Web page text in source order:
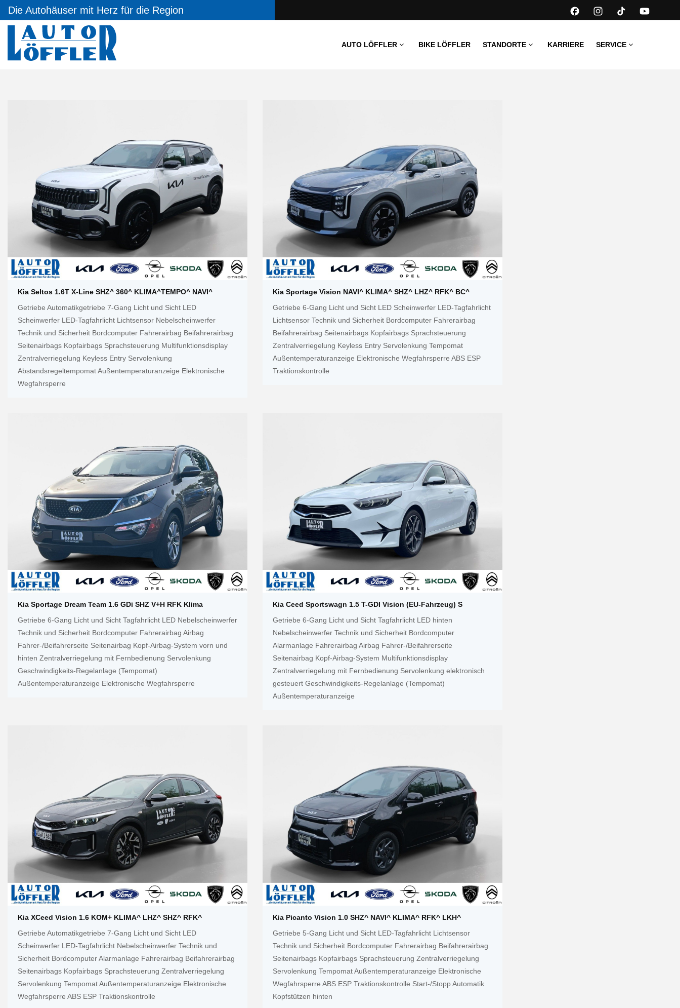
Die Autohäuser mit Herz für die Region
AUTO LÖFFLER BIKE LÖFFLER STANDORTE KARRIERE SERVICE
Kia Seltos 1.6T X-Line SHZ^ 360^ KLIMA^TEMPO^ NAVI^
Getriebe Automatikgetriebe 7-Gang Licht und Sicht LED
Scheinwerfer LED-Tagfahrlicht Lichtsensor Nebelscheinwerfer
Technik und Sicherheit Bordcomputer Fahrerairbag Beifahrerairbag
Seitenairbags Kopfairbags Sprachsteuerung Multifunktionsdisplay
Zentralverriegelung Keyless Entry Servolenkung
Abstandsregeltempomat Außentemperaturanzeige Elektronische
Wegfahrsperre
Kia Sportage Vision NAVI^ KLIMA^ SHZ^ LHZ^ RFK^ BC^
Getriebe 6-Gang Licht und Sicht LED Scheinwerfer LED-Tagfahrlicht
Lichtsensor Technik und Sicherheit Bordcomputer Fahrerairbag
Beifahrerairbag Seitenairbags Kopfairbags Sprachsteuerung
Zentralverriegelung Keyless Entry Servolenkung Tempomat
Außentemperaturanzeige Elektronische Wegfahrsperre ABS ESP
Traktionskontrolle
Kia Sportage Dream Team 1.6 GDi SHZ V+h RFK Klima
Getriebe 6-Gang Licht und Sicht Tagfahrlicht LED Nebelscheinwerfer
Technik und Sicherheit Bordcomputer Fahrerairbag Airbag
Fahrer-/Beifahrerseite Seitenairbag Kopf-Airbag-System vorn und
hinten Zentralverriegelung mit Fernbedienung Servolenkung
Geschwindigkeits-Regelanlage (Tempomat)
Außentemperaturanzeige Elektronische Wegfahrsperre
Kia Ceed Sportswagn 1.5 T-GDI Vision (EU-Fahrzeug) S
Getriebe 6-Gang Licht und Sicht Tagfahrlicht LED hinten
Nebelscheinwerfer Technik und Sicherheit Bordcomputer
Alarmanlage Fahrerairbag Airbag Fahrer-/Beifahrerseite
Seitenairbag Kopf-Airbag-System Multifunktionsdisplay
Zentralverriegelung mit Fernbedienung Servolenkung elektronisch
gesteuert Geschwindigkeits-Regelanlage (Tempomat)
Außentemperaturanzeige
Kia XCeed Vision 1.6 KOM+ KLIMA^ LHZ^ SHZ^ RFK^
Getriebe Automatikgetriebe 7-Gang Licht und Sicht LED
Scheinwerfer LED-Tagfahrlicht Nebelscheinwerfer Technik und
Sicherheit Bordcomputer Alarmanlage Fahrerairbag Beifahrerairbag
Seitenairbags Kopfairbags Sprachsteuerung Zentralverriegelung
Servolenkung Tempomat Außentemperaturanzeige Elektronische
Wegfahrsperre ABS ESP Traktionskontrolle
Kia Picanto Vision 1.0 SHZ^ NAVI^ KLIMA^ RFK^ LKH^
Getriebe 5-Gang Licht und Sicht LED-Tagfahrlicht Lichtsensor
Technik und Sicherheit Bordcomputer Fahrerairbag Beifahrerairbag
Seitenairbags Kopfairbags Sprachsteuerung Zentralverriegelung
Servolenkung Tempomat Außentemperaturanzeige Elektronische
Wegfahrsperre ABS ESP Traktionskontrolle Start-/Stopp Automatik
Kopfstützen hinten